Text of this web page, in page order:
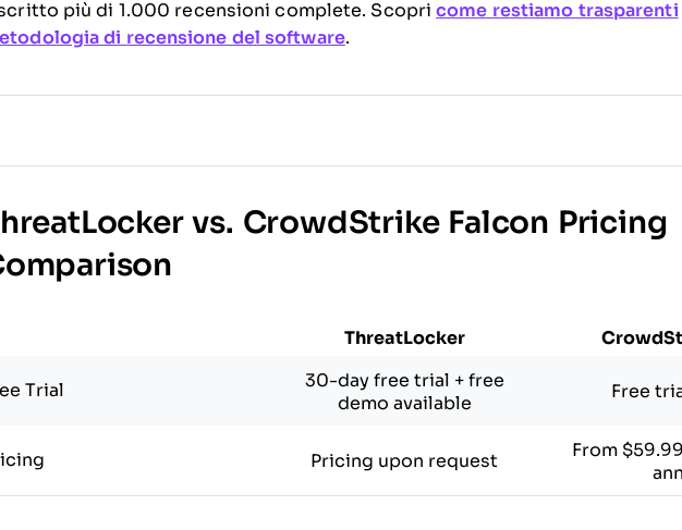
più di 1.000 recensioni complete. Scopricome restiamo trasparenti
di recensione del software.
vs. CrowdStrike Falcon Pricing
ThreatLocker
Trial
30-day free trial + free
demo available
Free
Pricing upon request
From